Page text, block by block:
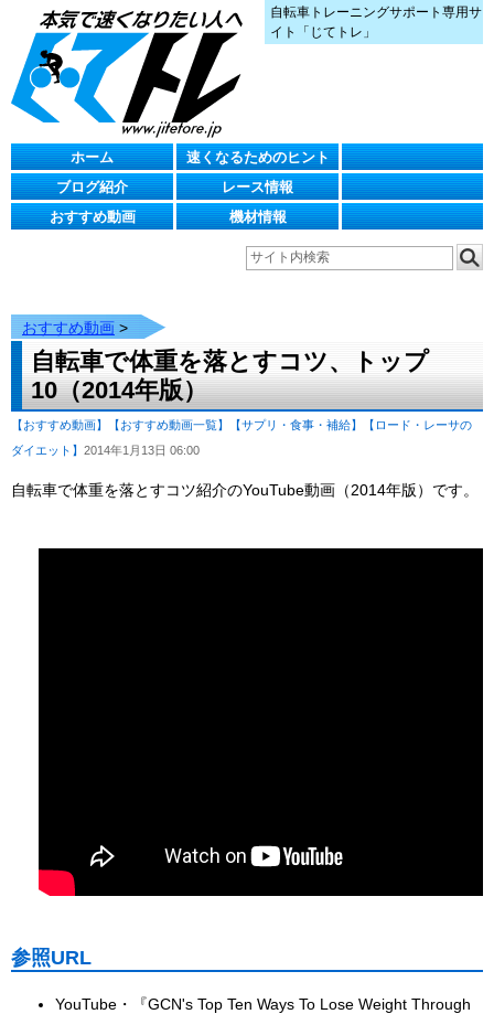
自転車トレーニングサポート専用サ
イト「じてトレ」
ホーム
速くなるためのヒント
ブログ紹介
レース情報
おすすめ動画
機材情報
おすすめ動画 >
自転車で体重を落とすコツ、トップ
10（2014年版）
【おすすめ動画】 【おすすめ動画一覧】 【サプリ・食事・補給】
【ロード・レーサの
ダイエット】 2014年1月13日 06:00
自転車で体重を落とすコツ紹介のYouTube動画（2014年版）です。
参照URL
YouTube・『GCN's Top Ten Ways To Lose Weight Through